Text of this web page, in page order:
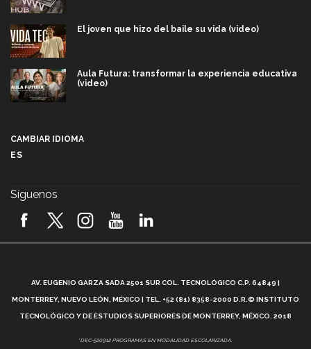
El joven que hizo del baile su vida (video)
Aula Futura: transformar la experiencia educativa
(video)
2026! (video)
¿Cómo es el Modelo Educativo Tec? (video)
Vida Tec: Feminismo e Inteligencia Artificial, Paola
CAMBIAR IDIOMA
ES
Síguenos
AV. EUGENIO GARZA SADA 2501 SUR COL. TECNOLÓGICO C.P. 64849 |
MONTERREY, NUEVO LEÓN, MÉXICO | TEL. +52 (81) 8358-2000 D.R.© INSTITUTO
TECNOLÓGICO Y DE ESTUDIOS SUPERIORES DE MONTERREY, MÉXICO. 2018
*DEC-520912 PROGRAMAS EN MODALIDAD ESCOLARIZADA.